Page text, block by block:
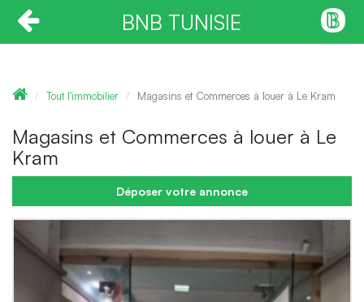
BNB TUNISIE
Tout l'immobilier Magasins et Commerces à louer à Le Kram
Magasins et Commerces à louer à Le
Kram
Déposer votre annonce